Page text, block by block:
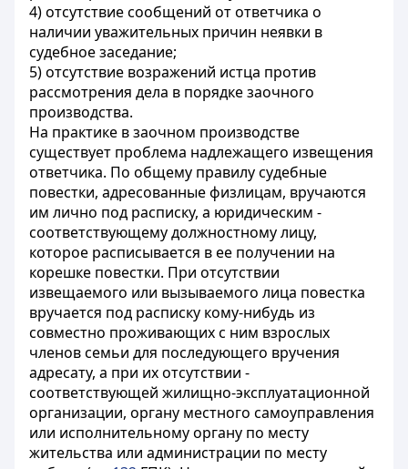
4) отсутствие сообщений от ответчика о
наличии уважительных причин неявки в
судебное заседание;
5) отсутствие возражений истца против
рассмотрения дела в порядке заочного
производства.
На практике в заочном производстве
существует проблема надлежащего извещения
ответчика. По общему правилу судебные
повестки, адресованные физлицам, вручаются
им лично под расписку, а юридическим -
соответствующему должностному лицу,
которое расписывается в ее получении на
корешке повестки. При отсутствии
извещаемого или вызываемого лица повестка
вручается под расписку кому-нибудь из
совместно проживающих с ним взрослых
членов семьи для последующего вручения
адресату, а при их отсутствии -
соответствующей жилищно-эксплуатационной
организации, органу местного самоуправления
или исполнительному органу по месту
жительства или администрации по месту